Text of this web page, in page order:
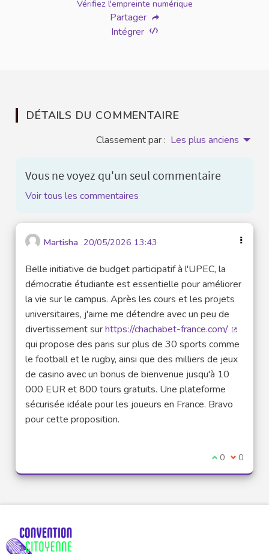
Vérifiez l'empreinte numérique
Partager
Intégrer
DÉTAILS DU COMMENTAIRE
Classement par : Les plus anciens
Vous ne voyez qu'un seul commentaire
Voir tous les commentaires
Martisha 20/05/2026 13:43
Belle initiative de budget participatif à l'UPEC, la
démocratie étudiante est essentielle pour améliorer
la vie sur le campus. Après les cours et les projets
universitaires, j'aime me détendre avec un peu de
divertissement surhttps://chachabet-france.com/
(Lien
qui propose des paris sur plus de 30 sports comme
le football et le rugby, ainsi que des milliers de jeux
de casino avec un bonus de bienvenue jusqu'à 10
000 EUR et 800 tours gratuits. Une plateforme
sécurisée idéale pour les joueurs en France. Bravo
pour cette proposition.
Je suis
0 Je ne
0